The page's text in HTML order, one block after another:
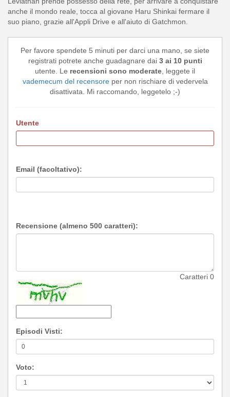
anche il mondo reale, tocca al giovane Haru Shinkai fermare il
suo piano, grazie all'Appli Drive e all'aiuto di Gatchmon.
Per favore spendete 5 minuti per darci una mano, se siete
registrati potrete anche guadagnare dai 3 ai 10 punti
utente. Le recensioni sono moderate, leggete il
vademecum del recensoreper non rischiare di vedervela
disattivata. Mi raccomando, leggetelo ;-)
Utente
Email (facoltativo):
Recensione (almeno 500 caratteri):
Caratteri 0
Episodi Visti:
Voto: